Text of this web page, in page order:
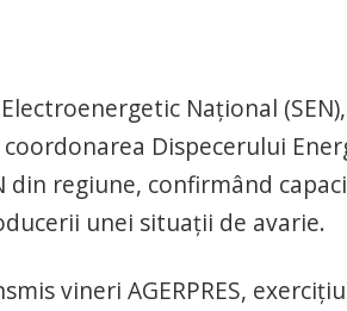
Naţional
Dispecerului
din regiune, confirmând
unei situaţii de avarie.
vineri AGERPRES,